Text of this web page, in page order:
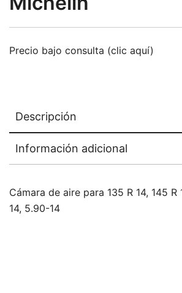
Precio bajo consulta (clic aquí)
Descripción
Información adicional
Cámara de aire para 135 R 14, 145
14, 5.90-14